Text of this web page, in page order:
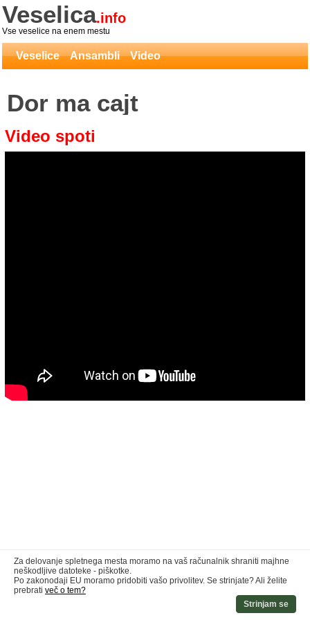
Veselica.info
Vse veselice na enem mestu
Veselice Ansambli Video
Dor ma cajt
Video spoti
Za delovanje spletnega mesta moramo na vaš računalnik shraniti majhne
neškodljive datoteke - piškotke.
Po zakonodaji EU moramo pridobiti vašo privolitev. Se strinjate? Ali želite
prebrati več o tem?
Strinjam se